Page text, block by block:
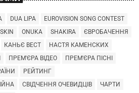
DUA LIPA
EUROVISION SONG CONTEST
ONUKA SHAKIRA
ЄВРОБАЧЕННЯ
КАНЬЄ ВЕСТ
НАСТЯ КАМЕНСКИХ
ПРЕМ'ЄРА ВІДЕО
ПРЕМ'ЄРА ПІСНІ
РЕЙТИНГ
СВІДЧЕННЯ ОЧЕВИДЦІВ
ЧАРТИ